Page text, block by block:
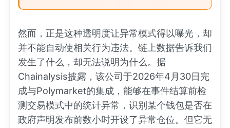
然而，正是这种透明度让异常模式得以曝光，却
并不能自动使相关行为违法。链上数据告诉我们
发生了什么，却无法说明为什么。据
Chainalysis披露，该公司于2026年4月30日完
成与Polymarket的集成，能够在事件结算前检
测交易模式中的统计异常，识别某个钱包是否在
政府声明发布前数小时开设了异常仓位。但它无